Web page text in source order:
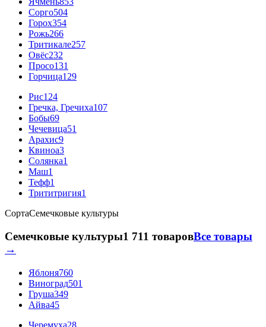
Сорго504
Горох354
Рожь266
Тритикале257
Овёс232
Просо131
Горчица129
Рис124
Гречка, Гречиха107
Бобы69
Чечевица51
Арахис9
Квиноа3
Солянка1
Маш1
Тефф1
Трититригия1
СортаСемечковые культуры
Семечковые культуры1 711 товаровВсе товары
→
Яблоня760
Виноград501
Груша349
Айва45
Черемуха28